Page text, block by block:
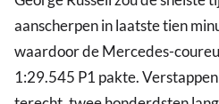
aanscherpen in laatste tien
waardoor de Mercedes-
1:29.545 P1 pakte.